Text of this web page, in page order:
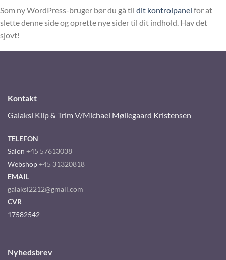
Som ny WordPress-bruger bør du gå til dit kontrolpanel for at
slette denne side og oprette nye sider til dit indhold. Hav det
sjovt!
Kontakt
Galaksi Klip & Trim V/Michael Møllegaard Kristensen
TELEFON
Salon +45 57613038
Webshop+45 31320818
EMAIL
galaksi2212@gmail.com
CVR
17582542
Nyhedsbrev